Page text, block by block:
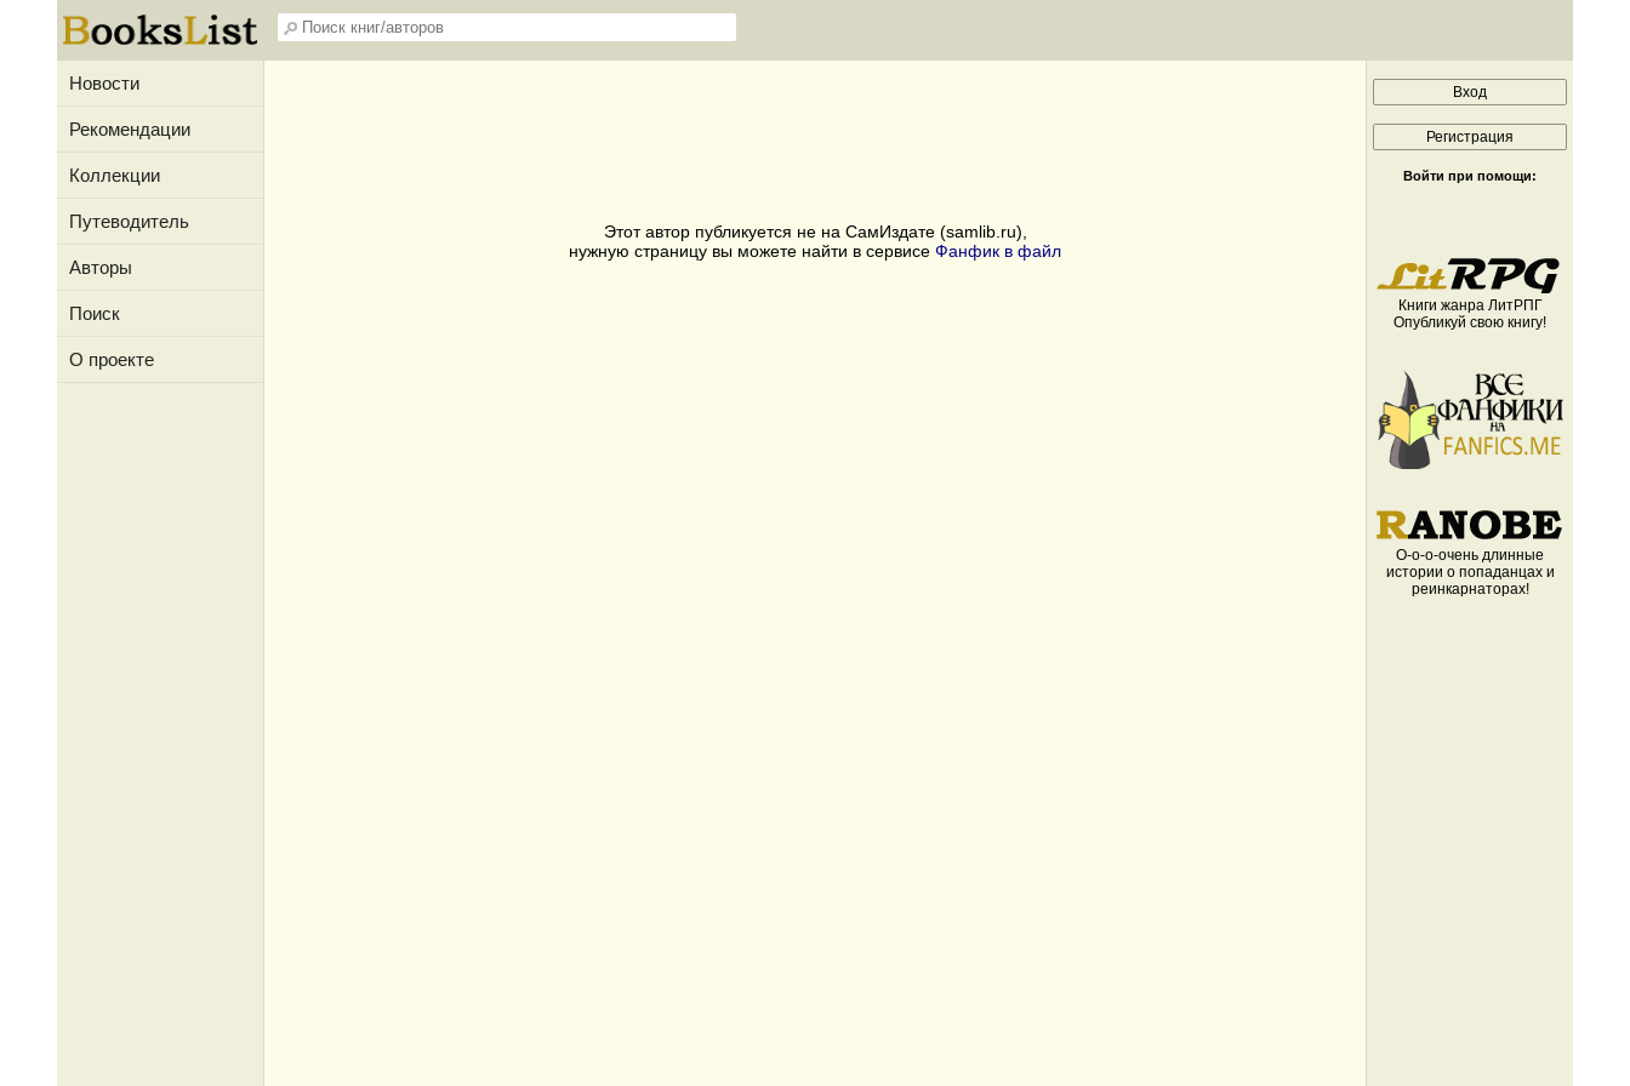
Новости
Рекомендации
Коллекции
Путеводитель
Авторы
Поиск
О проекте
Этот автор публикуется не на СамИздате (samlib.ru),
нужную страницу вы можете найти в сервисе Фанфик в файл
Войти при помощи:
Книги жанра ЛитРПГ
Опубликуй свою книгу!
О-о-о-очень длинные
истории о попаданцах и
реинкарнаторах!